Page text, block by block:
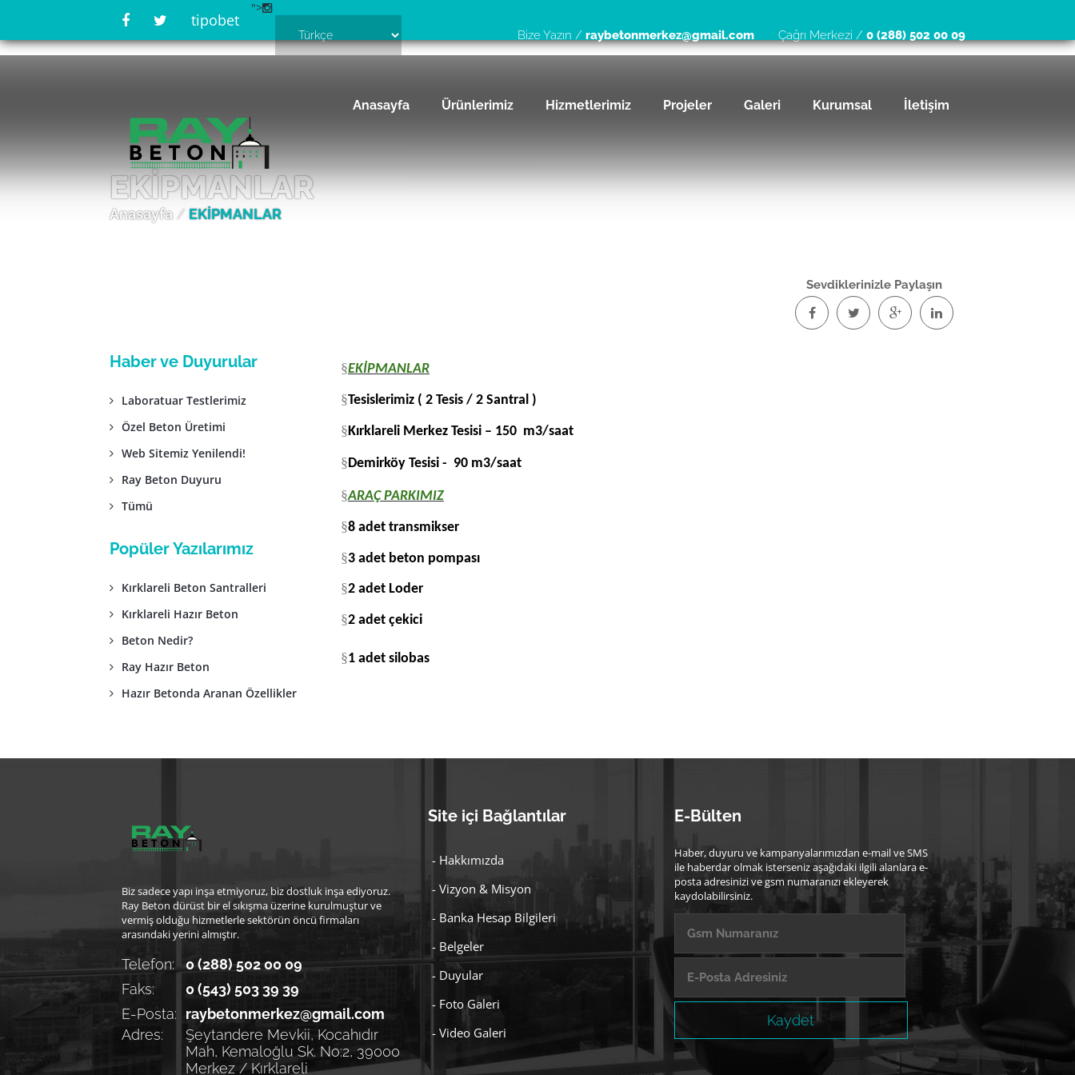
tipobet
">
Çağrı Merkezi / 0 (288) 502 00 09
Bize Yazın / raybetonmerkez@gmail.com
Anasayfa Ürünlerimiz Hizmetlerimiz Projeler Galeri Kurumsal İletişim
EKİPMANLAR
Anasayfa/ EKİPMANLAR
Sevdiklerinizle Paylaşın
§EKİPMANLAR
§Tesislerimiz ( 2 Tesis / 2 Santral )
§ Kırklareli Merkez Tesisi – 150 m3/saat
§Demirköy Tesisi - 90 m3/saat
§ARAÇ PARKIMIZ
§8 adet transmikser
§3 adet beton pompası
§2 adet Loder
§2 adet çekici
§1 adet silobas
Haber ve Duyurular
Laboratuar Testlerimiz
Özel Beton Üretimi
Web Sitemiz Yenilendi!
Ray Beton Duyuru
Tümü
Popüler Yazılarımız
Kırklareli Beton Santralleri
Kırklareli Hazır Beton
Beton Nedir?
Ray Hazır Beton
Hazır Betonda Aranan Özellikler
Biz sadece yapı inşa etmiyoruz, biz dostluk inşa ediyoruz.
Ray Beton dürüst bir el sıkışma üzerine kurulmuştur ve
vermiş olduğu hizmetlerle sektörün öncü firmaları
arasındaki yerini almıştır.
Telefon:
0 (288) 502 00 09
Faks:
0 (543) 503 39 39
E-Posta:
raybetonmerkez@gmail.com
Adres:
Şeytandere Mevkii, Kocahıdır
Mah, Kemaloğlu Sk. No:2, 39000
Merkez / Kırklareli
Site içi Bağlantılar
- Hakkımızda
- Vizyon & Misyon
- Banka Hesap Bilgileri
- Belgeler
- Duyular
- Foto Galeri
- Video Galeri
E-Bülten
Haber, duyuru ve kampanyalarımızdan e-mail ve SMS
ile haberdar olmak isterseniz aşağıdaki ilgili alanlara e-
posta adresinizi ve gsm numaranızı ekleyerek
kaydolabilirsiniz.
Kaydet